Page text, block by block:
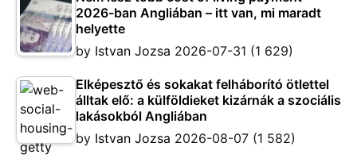
2026-ban Angliában – itt van, mi maradt
helyette
by Istvan Jozsa 2026-07-31 (1 629)
Elképesztő és sokakat felháborító ötlettel
álltak elő: a külföldieket kizárnák a szociális
lakásokból Angliában
by Istvan Jozsa 2026-08-07 (1 582)